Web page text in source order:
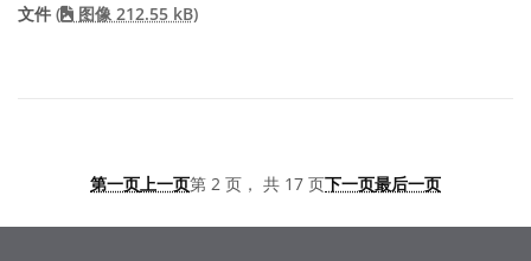
文件 ( 图像 212.55 kB)
第一页上一页第 2 页， 共 17 页下一页最后一页